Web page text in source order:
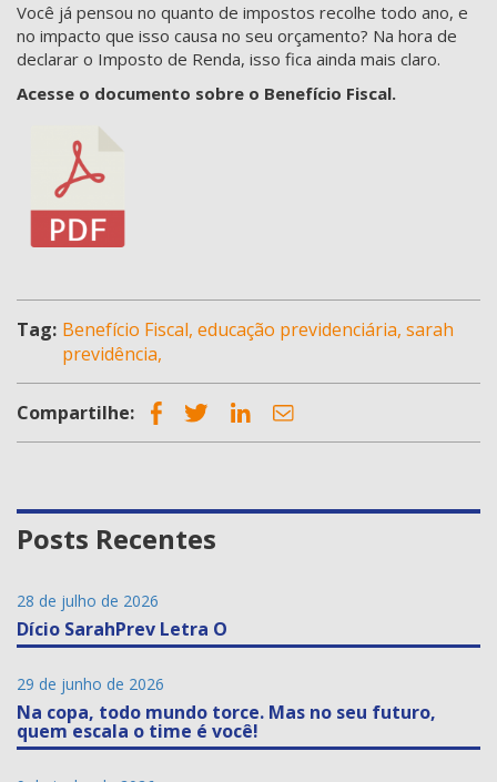
Você já pensou no quanto de impostos recolhe todo ano, e
no impacto que isso causa no seu orçamento? Na hora de
declarar o Imposto de Renda, isso fica ainda mais claro.
Acesse o documento sobre o Benefício Fiscal.
Tag: Benefício Fiscal, educação previdenciária, sarah
previdência,
Compartilhe:
Posts Recentes
28 de julho de 2026
Dício SarahPrev Letra O
29 de junho de 2026
Na copa, todo mundo torce. Mas no seu futuro,
quem escala o time é você!